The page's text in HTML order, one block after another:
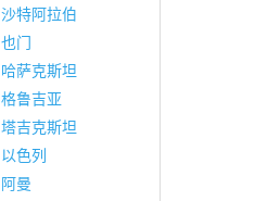
沙特阿拉伯
也门
哈萨克斯坦
格鲁吉亚
塔吉克斯坦
以色列
阿曼